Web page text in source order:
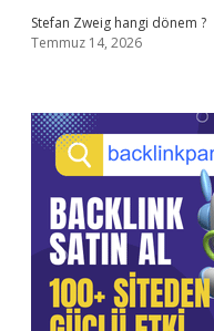
Stefan Zweig hangi dönem ?
Temmuz 14, 2026